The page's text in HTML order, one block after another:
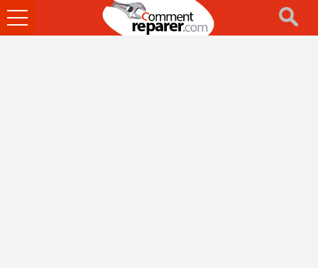
Ouvrir
le